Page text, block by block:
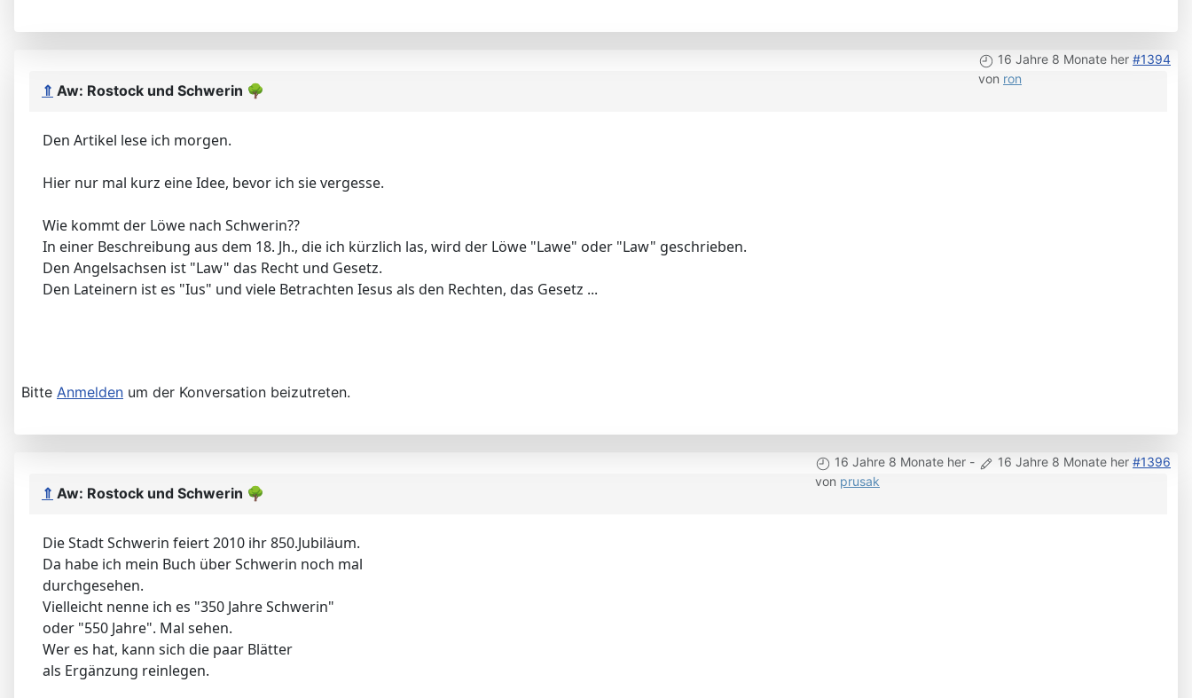
16 Jahre 8 Monate her #1394
von ron
⇑ Aw: Rostock und Schwerin 🌳
Den Artikel lese ich morgen.
Hier nur mal kurz eine Idee, bevor ich sie vergesse.
Wie kommt der Löwe nach Schwerin??
In einer Beschreibung aus dem 18. Jh., die ich kürzlich las, wird der Löwe "Lawe" oder "Law" geschrieben.
Den Angelsachsen ist "Law" das Recht und Gesetz.
Den Lateinern ist es "Ius" und viele Betrachten Iesus als den Rechten, das Gesetz ...
Bitte Anmelden um der Konversation beizutreten.
16 Jahre 8 Monate her - 16 Jahre 8 Monate her #1396
von prusak
⇑ Aw: Rostock und Schwerin 🌳
Die Stadt Schwerin feiert 2010 ihr 850.Jubiläum.
Da habe ich mein Buch über Schwerin noch mal
durchgesehen.
Vielleicht nenne ich es "350 Jahre Schwerin"
oder "550 Jahre". Mal sehen.
Wer es hat, kann sich die paar Blätter
als Ergänzung reinlegen.